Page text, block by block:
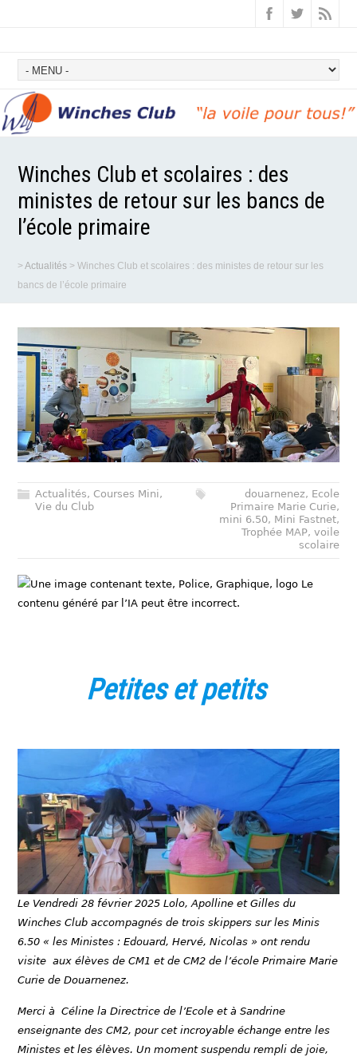
Winches Club et scolaires : des
ministes de retour sur les bancs de
l’école primaire
>Actualités >Winches Club et scolaires : des ministes de retour sur les
bancs de l’école primaire
Actualités,Courses Mini,
Vie du Club
douarnenez, Ecole
Primaire Marie Curie,
mini 6.50, Mini Fastnet,
Trophée MAP, voile
scolaire
Petites et petits
Le Vendredi 28 février 2025 Lolo, Apolline et Gilles du
Winches Club accompagnés de trois skippers sur les Minis
6.50 « les Ministes : Edouard, Hervé, Nicolas » ont rendu
visite aux élèves de CM1 et de CM2 de l’école Primaire Marie
Curie de Douarnenez.
Merci à Céline la Directrice de l’Ecole et à Sandrine
enseignante des CM2, pour cet incroyable échange entre les
Ministes et les élèves. Un moment suspendu rempli de joie,